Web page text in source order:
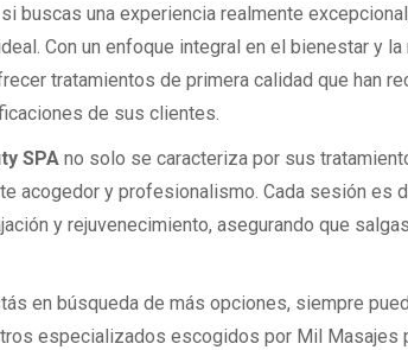
buscas una experiencia realmente
Con un enfoque integral en el bienestar y
tratamientos de primera calidad que han
de sus clientes.
SPAno solo se caracteriza por sus
acogedor y profesionalismo. Cada sesión es
y rejuvenecimiento, asegurando que
en búsqueda de más opciones, siempre
especializados escogidos por Mil Masajes